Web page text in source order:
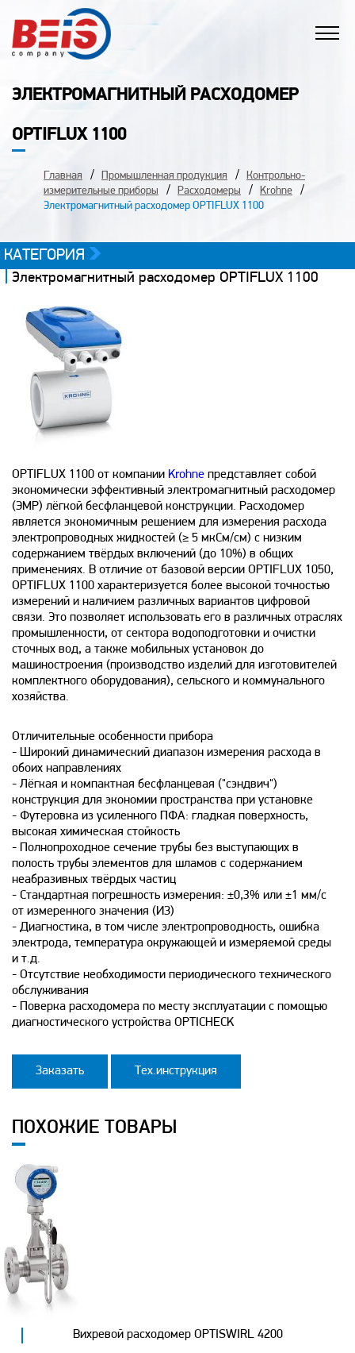
ЭЛЕКТРОМАГНИТНЫЙ РАСХОДОМЕР
OPTIFLUX 1100
Главная Промышленная продукция
Контрольно-
измерительные приборы
Расходомеры
Krohne
Электромагнитный расходомер OPTIFLUX 1100
КАТЕГОРИЯ
Электромагнитный расходомер OPTIFLUX 1100
OPTIFLUX 1100 от компании Krohne представляет собой
экономически эффективный электромагнитный расходомер
(ЭМР) лёгкой бесфланцевой конструкции. Расходомер
является экономичным решением для измерения расхода
электропроводных жидкостей (≥ 5 мкСм/см) с низким
содержанием твёрдых включений (до 10%) в общих
применениях. В отличие от базовой версии OPTIFLUX 1050,
OPTIFLUX 1100 характеризуется более высокой точностью
измерений и наличием различных вариантов цифровой
связи. Это позволяет использовать его в различных отраслях
промышленности, от сектора водоподготовки и очистки
сточных вод, а также мобильных установок до
машиностроения (производство изделий для изготовителей
комплектного оборудования), сельского и коммунального
хозяйства.
Отличительные особенности прибора
- Широкий динамический диапазон измерения расхода в
обоих направлениях
- Лёгкая и компактная бесфланцевая ("сэндвич")
конструкция для экономии пространства при установке
- Футеровка из усиленного ПФА: гладкая поверхность,
высокая химическая стойкость
- Полнопроходное сечение трубы без выступающих в
полость трубы элементов для шламов с содержанием
неабразивных твёрдых частиц
- Стандартная погрешность измерения: ±0,3% или ±1 мм/с
от измеренного значения (ИЗ)
- Диагностика, в том числе электропроводность, ошибка
электрода, температура окружающей и измеряемой среды
и т.д.
- Отсутствие необходимости периодического технического
обслуживания
- Поверка расходомера по месту эксплуатации с помощью
диагностического устройства OPTICHECK
Заказать Тех.инструкция
ПОХОЖИЕ ТОВАРЫ
Вихревой расходомер OPTISWIRL 4200